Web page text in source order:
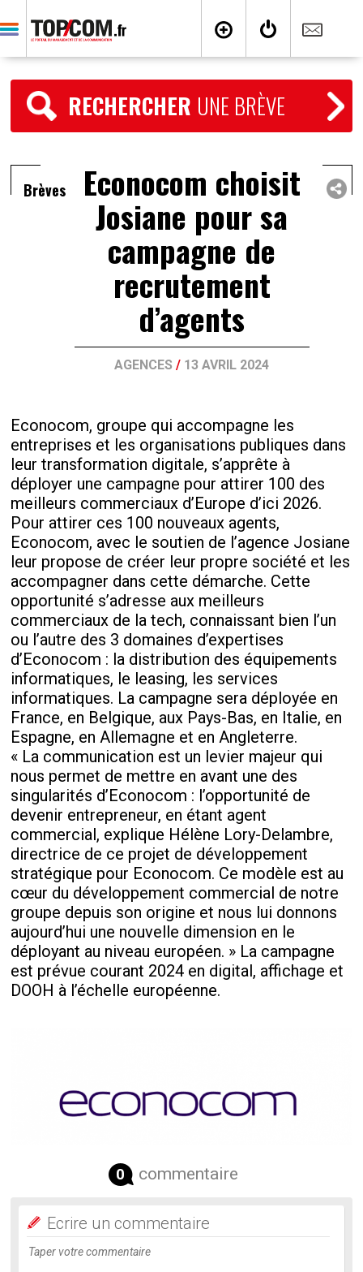
RECHERCHER UNE BRÈVE
Brèves Econocom choisit
Josiane pour sa
campagne de
recrutement
d’agents
AGENCES / 13 AVRIL 2024
Econocom, groupe qui accompagne les
entreprises et les organisations publiques dans
leur transformation digitale, s’apprête à
déployer une campagne pour attirer 100 des
meilleurs commerciaux d’Europe d’ici 2026.
Pour attirer ces 100 nouveaux agents,
Econocom, avec le soutien de l’agence Josiane
leur propose de créer leur propre société et les
accompagner dans cette démarche. Cette
opportunité s’adresse aux meilleurs
commerciaux de la tech, connaissant bien l’un
ou l’autre des 3 domaines d’expertises
d’Econocom : la distribution des équipements
informatiques, le leasing, les services
informatiques. La campagne sera déployée en
France, en Belgique, aux Pays-Bas, en Italie, en
Espagne, en Allemagne et en Angleterre.
« La communication est un levier majeur qui
nous permet de mettre en avant une des
singularités d’Econocom : l’opportunité de
devenir entrepreneur, en étant agent
commercial, explique Hélène Lory-Delambre,
directrice de ce projet de développement
stratégique pour Econocom. Ce modèle est au
cœur du développement commercial de notre
groupe depuis son origine et nous lui donnons
aujourd’hui une nouvelle dimension en le
déployant au niveau européen. » La campagne
est prévue courant 2024 en digital, affichage et
DOOH à l’échelle européenne.
0 commentaire
Ecrire un commentaire